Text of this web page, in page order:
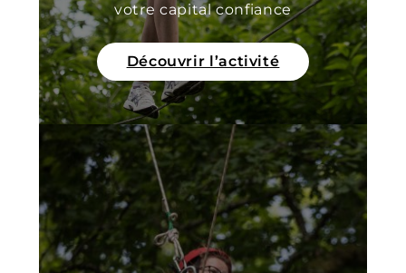
votre capital confiance
Découvrir l’activité